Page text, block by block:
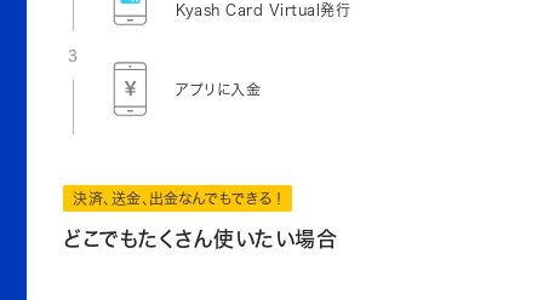
Kyash Card Virtual発行
3
アプリに入金
決済、送金、出金なんでもできる！
どこでもたくさん使いたい場合